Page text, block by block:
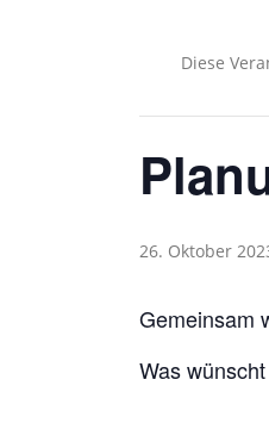
Diese
26. Oktober
Gemeinsam
Was